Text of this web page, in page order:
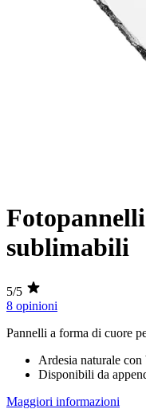
sublimabili
5/5
8 opinioni
Pannelli a forma di cuore
Ardesia naturale con
Disponibili da
Maggiori informazioni